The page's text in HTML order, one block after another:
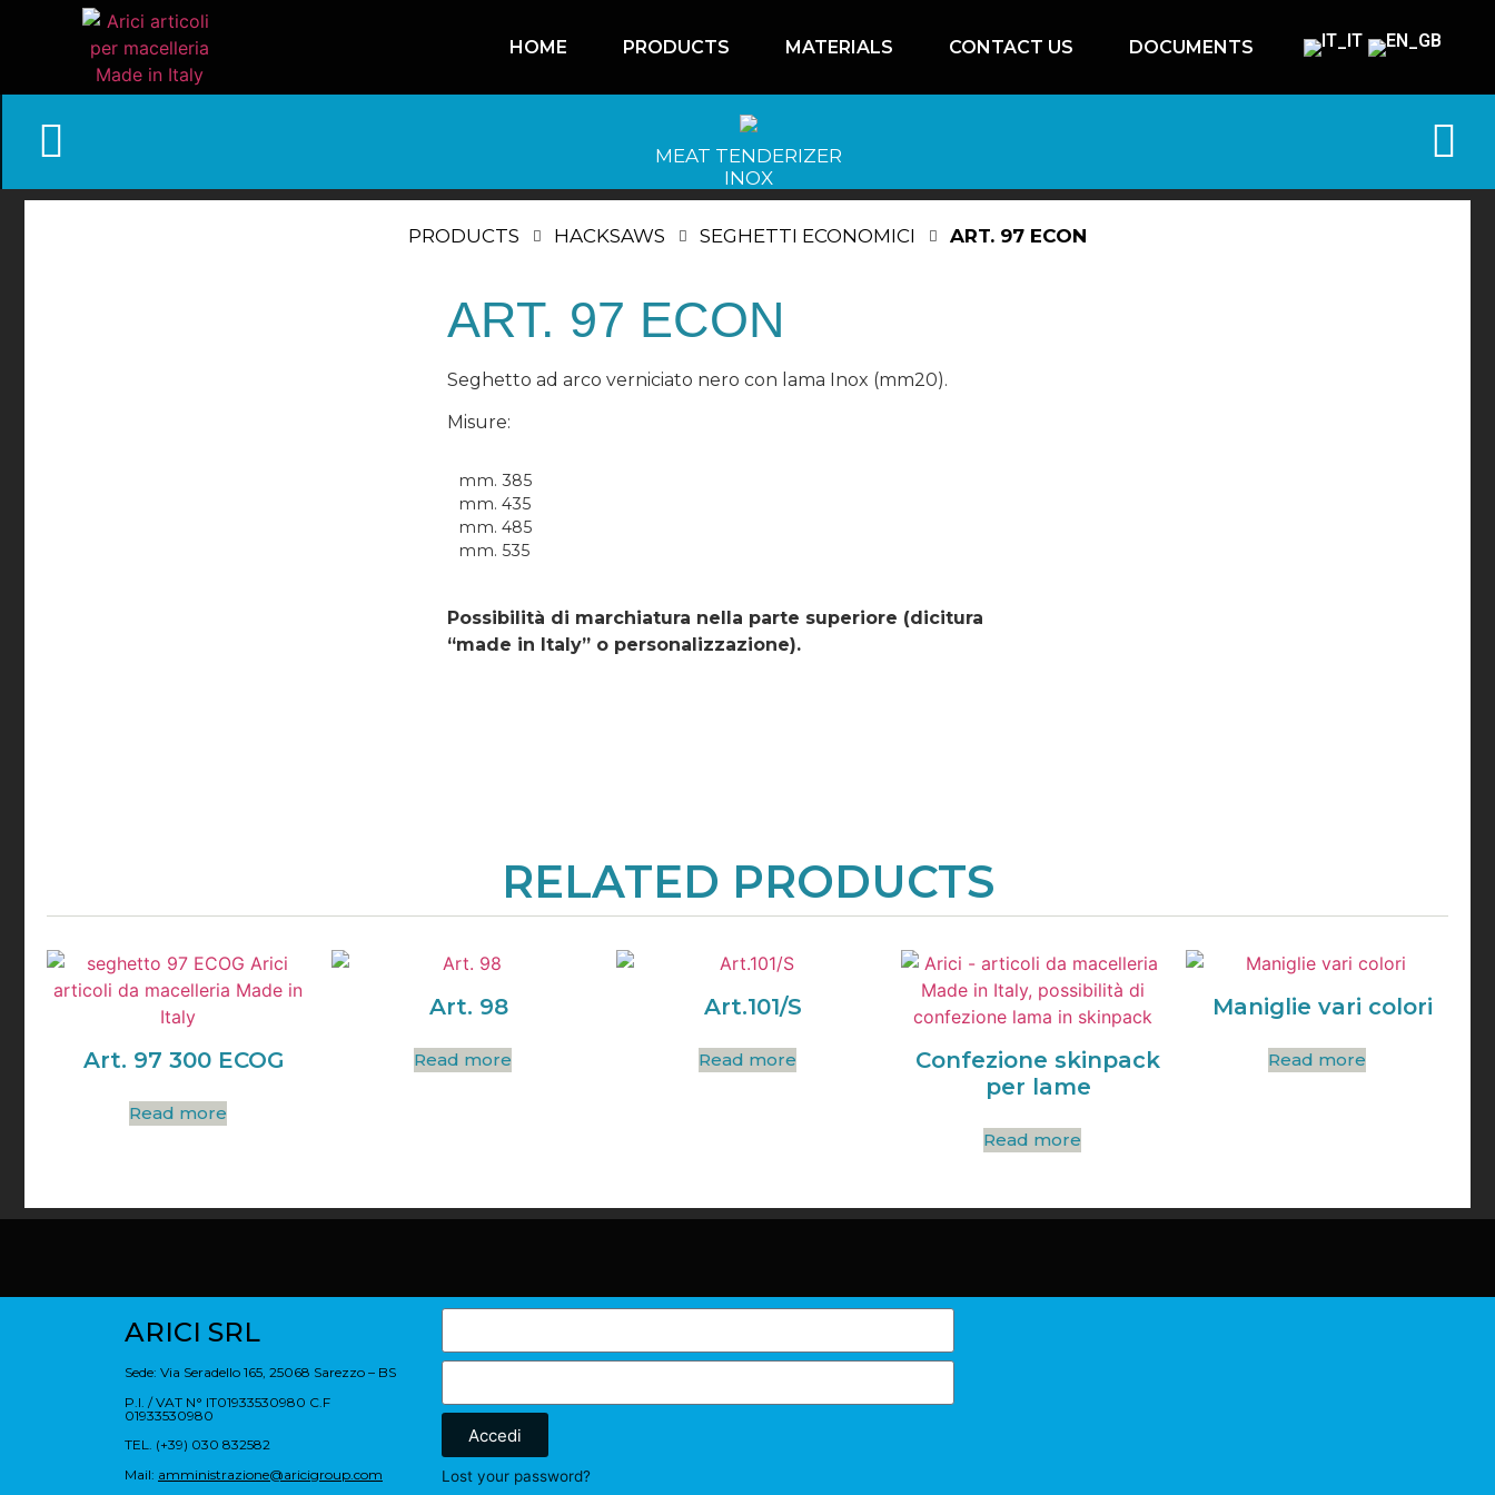
HOME PRODUCTS MATERIALS CONTACT US DOCUMENTS
MEAT TENDERIZER
INOX
PRODUCTS HACKSAWS SEGHETTI ECONOMICI ART. 97 ECON
ART. 97 ECON
Seghetto ad arco verniciato nero con lama Inox (mm20).
Misure:
mm. 385
mm. 435
mm. 485
mm. 535
Possibilità di marchiatura nella parte superiore (dicitura
“made in Italy” o personalizzazione).
RELATED PRODUCTS
Art. 97 300 ECOG
Read more
Art. 98
Read more
Art.101/S
Read more
Confezione skinpack
per lame
Read more
Maniglie vari colori
Read more
ARICI SRL
Sede: Via Seradello 165, 25068 Sarezzo – BS
P.I. / VAT N° IT01933530980 C.F
01933530980
TEL. (+39) 030 832582
Mail: amministrazione@aricigroup.com
Accedi
Lost your password?